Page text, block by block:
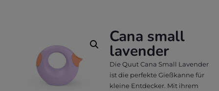
Cana small
lavender
Die Quut Cana Small Lavender
ist die perfekte Gießkanne für
kleine Entdecker. Mit ihrem